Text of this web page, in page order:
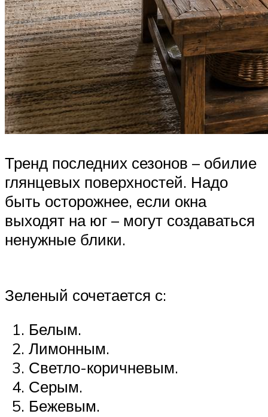
Тренд последних сезонов – обилие
глянцевых поверхностей. Надо
быть осторожнее, если окна
выходят на юг – могут создаваться
ненужные блики.
Зеленый сочетается с:
Белым.
Лимонным.
Светло-коричневым.
Серым.
Бежевым.